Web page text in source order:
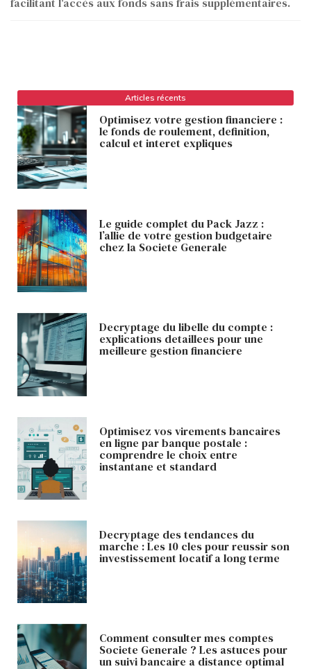
Articles récents
Optimisez votre gestion financiere :
le fonds de roulement, definition,
calcul et interet expliques
Le guide complet du Pack Jazz :
l’allie de votre gestion budgetaire
chez la Societe Generale
Decryptage du libelle du compte :
explications detaillees pour une
meilleure gestion financiere
Optimisez vos virements bancaires
en ligne par banque postale :
comprendre le choix entre
instantane et standard
Decryptage des tendances du
marche : Les 10 cles pour reussir son
investissement locatif a long terme
Comment consulter mes comptes
Societe Generale ? Les astuces pour
un suivi bancaire a distance optimal